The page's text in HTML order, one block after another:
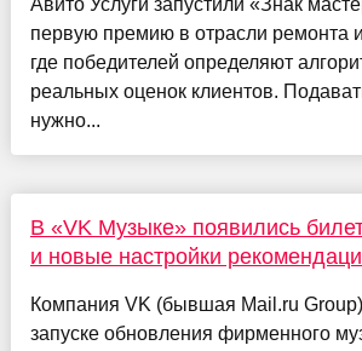
Авито Услуги запустили «Знак
первую премию в отрасли ремонта и
где победителей определяют
реальных оценок клиентов.
нужно...
В «VK Музыке» появились
и новые настройки
Компания VK (бывшая Mail.ru
запуске обновления фирменного